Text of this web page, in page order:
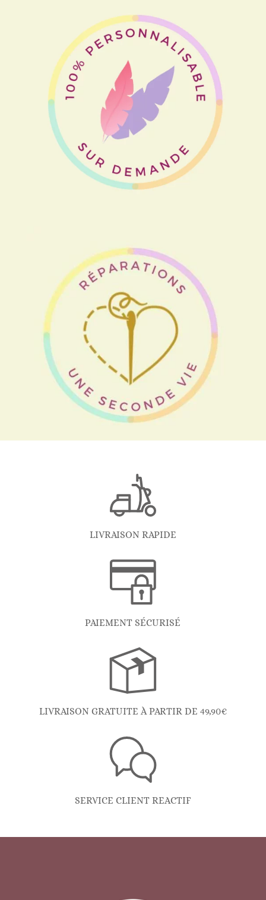
LIVRAISON RAPIDE
PAIEMENT SÉCURISÉ
LIVRAISON GRATUITE À PARTIR DE 49,90€
SERVICE CLIENT REACTIF